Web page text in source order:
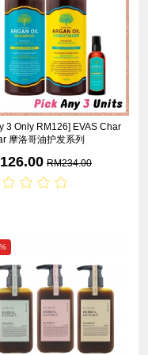
3 Only RM126] EVAS Char
摩洛哥油护发系列
126.00 RM234.00